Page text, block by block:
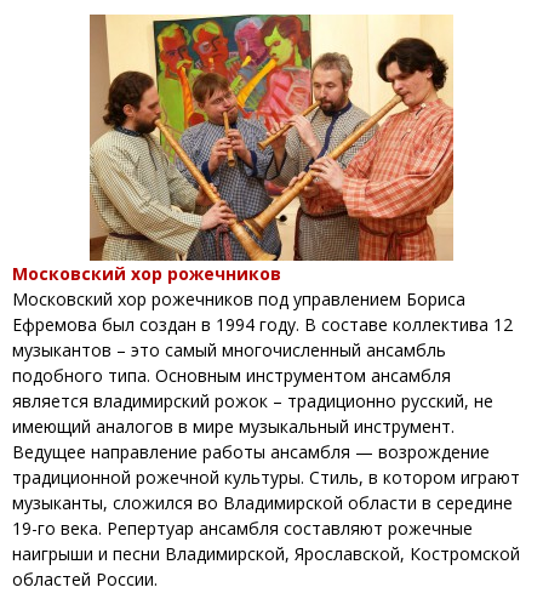
Московский хор рожечников
Московский хор рожечников под управлением Бориса
Ефремова был создан в 1994 году. В составе коллектива 12
музыкантов – это самый многочисленный ансамбль
подобного типа. Основным инструментом ансамбля
является владимирский рожок – традиционно русский, не
имеющий аналогов в мире музыкальный инструмент.
Ведущее направление работы ансамбля — возрождение
традиционной рожечной культуры. Стиль, в котором играют
музыканты, сложился во Владимирской области в середине
19-го века. Репертуар ансамбля составляют рожечные
наигрыши и песни Владимирской, Ярославской, Костромской
областей России.